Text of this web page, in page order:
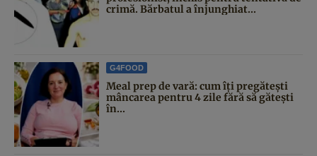
crimă. Bărbatul a înjunghiat...
G4FOOD
Meal prep de vară: cum îți pregătești
mâncarea pentru 4 zile fără să gătești
în...